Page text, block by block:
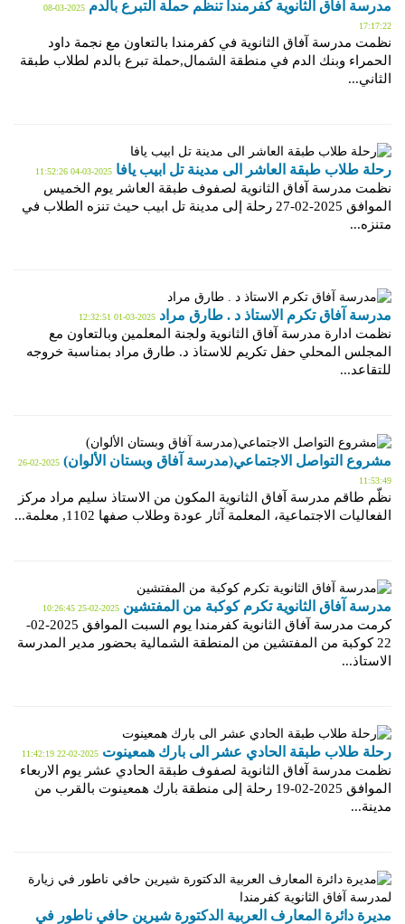
مدرسة آفاق الثانوية كفرمندا تنظم حملة التبرع بالدم
2025-03-08
17:17:22
نظمت مدرسة آفاق الثانوية في كفرمندا بالتعاون مع نجمة داود
الحمراء وبنك الدم في منطقة الشمال,حملة تبرع بالدم لطلاب طبقة
الثاني...
رحلة طلاب طبقة العاشر الى مدينة تل ابيب يافا 2025-03-04 11:52:26
نظمت مدرسة آفاق الثانوية لصفوف طبقة العاشر يوم الخميس
الموافق 2025-02-27 رحلة إلى مدينة تل ابيب حيث تنزه الطلاب في
متنزه...
مدرسة آفاق تكرم الاستاذ د . طارق مراد 2025-03-01 12:32:51
نظمت ادارة مدرسة آفاق الثانوية ولجنة المعلمين وبالتعاون مع
المجلس المحلي حفل تكريم للاستاذ د. طارق مراد بمناسبة خروجه
للتقاعد...
مشروع التواصل الاجتماعي(مدرسة آفاق وبستان الألوان)
2025-02-26
11:53:49
نظّم طاقم مدرسة آفاق الثانوية المكون من الاستاذ سليم مراد مركز
الفعاليات الاجتماعية، المعلمة آثار عودة وطلاب صفها 1102, معلمة...
مدرسة آفاق الثانوية تكرم كوكبة من المفتشين 2025-02-25 10:26:45
كرمت مدرسة آفاق الثانوية كفرمندا يوم السبت الموافق 2025-02-
22 كوكبة من المفتشين من المنطقة الشمالية بحضور مدير المدرسة
الاستاذ...
رحلة طلاب طبقة الحادي عشر الى بارك همعينوت 2025-02-22 11:42:19
نظمت مدرسة آفاق الثانوية لصفوف طبقة الحادي عشر يوم الاربعاء
الموافق 2025-02-19 رحلة إلى منطقة بارك همعينوت بالقرب من
مدينة...
مديرة دائرة المعارف العربية الدكتورة شيرين حافي ناطور في